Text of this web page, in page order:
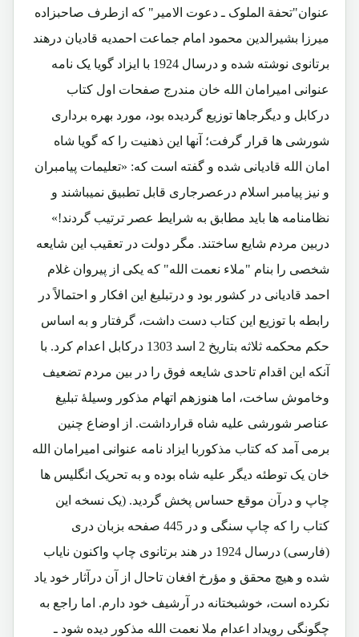
عنوان"تحفة الملوک ـ دعوت الامیر" که ازطرف صاحبزاده
میرزا بشیرالدین محمود امام جماعت احمدیه قادیان درهند
برتانوی نوشته شده و درسال 1924 با ایزاد گویا یک نامه
عنوانی امیرامان الله خان مندرج صفحات اول کتاب
درکابل و دیگرجاها توزیع گردیده بود، مورد بهره برداری
شورشی ها قرار گرفت؛ آنها این ذهنیت را که گویا شاه
امان الله قادیانی شده و گفته است که: «تعلیمات پیامبران
و نیز پیامبر اسلام درعصرجاری قابل تطبیق نمیباشند و
نظامنامه ها باید مطابق به شرایط عصر ترتیب گردند!»
دربین مردم شایع ساختند. مگر دولت در تعقیب این شایعه
شخصی را بنام "ملاء نعمت الله" که یکی از پیروان غلام
احمد قادیانی در کشور بود و درتبلیغ این افکار و احتمالاً در
رابطه با توزیع این کتاب دست داشت، گرفتار و به اساس
حکم محکمه ثلاثه بتاریخ 2 اسد 1303 درکابل اعدام کرد. با
آنکه این اقدام تاحدی شایعه فوق را در بین مردم تضعیف
وخاموش ساخت، اما هنوزهم اتهام مذکور وسیلۀ تبلیغ
عناصر شورشی علیه شاه قرارداشت. از اوضاع چنین
برمی آمد که کتاب مذکوربا ایزاد نامه عنوانی امیرامان الله
خان یک توطئه دیگر علیه شاه بوده و به تحریک انگلیس ها
چاپ و درآن موقع حساس پخش گردید. (یک نسخه این
کتاب را که چاپ سنگی و در 445 صفحه بزبان دری
(فارسی) درسال 1924 در هند برتانوی چاپ واکنون نایاب
شده و هیچ محقق و مؤرخ افغان تاحال از آن درآثار خود یاد
نکرده است، خوشبختانه در آرشیف خود دارم. اما راجع به
چگونگی رویداد اعدام ملا نعمت الله مذکور دیده شود ـ